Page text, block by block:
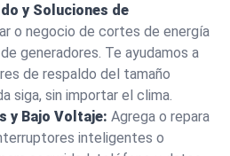
y Soluciones de
o negocio de cortes de energía
generadores. Te ayudamos a
de respaldo del tamaño
siga, sin importar el clima.
y Bajo Voltaje: Agrega o repara
inteligentes o